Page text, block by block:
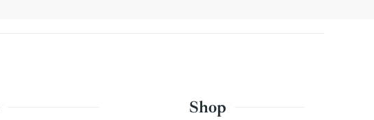
Shop